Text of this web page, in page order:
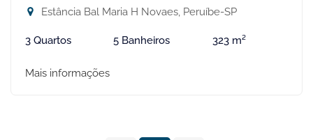
Estância Bal Maria H Novaes, Peruíbe-SP
3 Quartos 5 Banheiros 323 m²
Mais informações